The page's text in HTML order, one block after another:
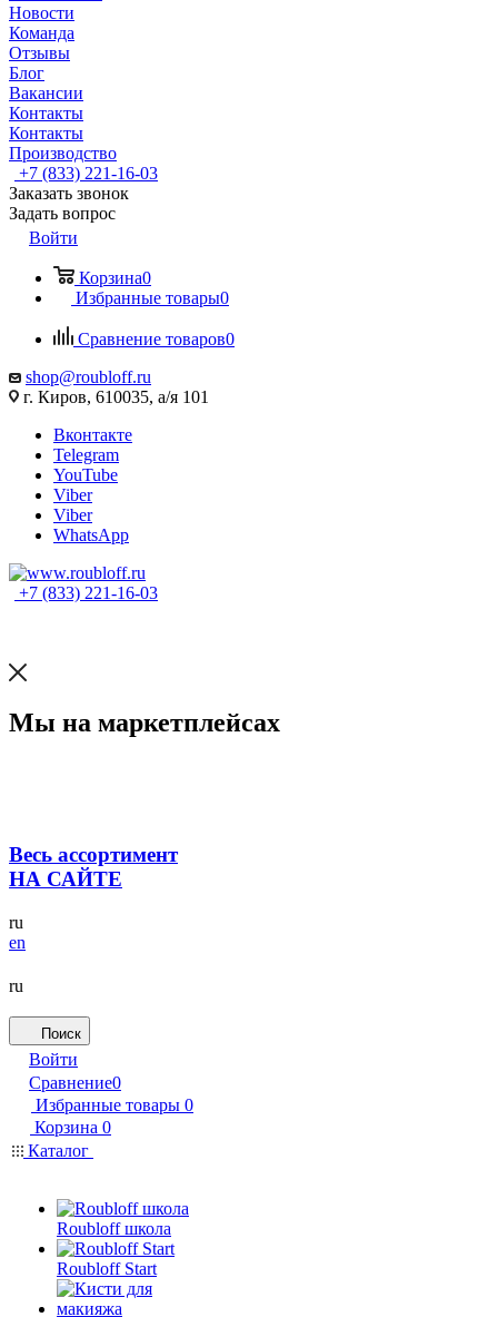
Новости
Команда
Отзывы
Блог
Вакансии
Контакты
Контакты
Производство
+7 (833) 221-16-03
Заказать звонок
Задать вопрос
Войти
Корзина0
Избранные товары0
Сравнение товаров0
shop@roubloff.ru
г. Киров, 610035, а/я 101
Вконтакте
Telegram
YouTube
Viber
Viber
WhatsApp
+7 (833) 221-16-03
Мы на маркетплейсах
Весь ассортимент
НА САЙТЕ
ru
en
ru
Поиск
Войти
Сравнение0
Избранные товары 0
Корзина 0
Каталог
Roubloff школа
Roubloff Start